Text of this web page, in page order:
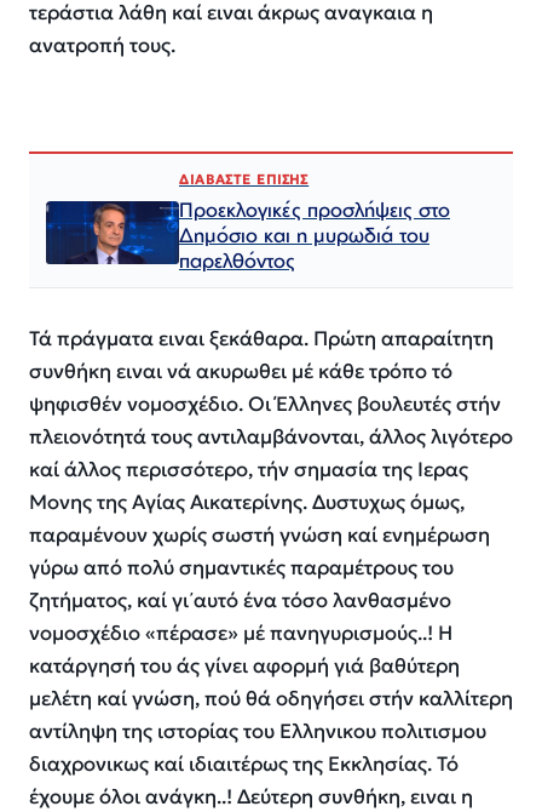
τεράστια λάθη καί ειναι άκρως αναγκαια η
ανατροπή τους.
ΔΙΑΒΑΣΤΕ ΕΠΙΣΗΣ
Προεκλογικές προσλήψεις στο
Δημόσιο και η μυρωδιά του
παρελθόντος
Τά πράγματα ειναι ξεκάθαρα. Πρώτη απαραίτητη
συνθήκη ειναι νά ακυρωθει μέ κάθε τρόπο τό
ψηφισθέν νομοσχέδιο. Οι Έλληνες βουλευτές στήν
πλειονότητά τους αντιλαμβάνονται, άλλος λιγότερο
καί άλλος περισσότερο, τήν σημασία της Ιερας
Μονης της Αγίας Αικατερίνης. Δυστυχως όμως,
παραμένουν χωρίς σωστή γνώση καί ενημέρωση
γύρω από πολύ σημαντικές παραμέτρους του
ζητήματος, καί γι᾽αυτό ένα τόσο λανθασμένο
νομοσχέδιο «πέρασε» μέ πανηγυρισμούς..! Η
κατάργησή του άς γίνει αφορμή γιά βαθύτερη
μελέτη καί γνώση, πού θά οδηγήσει στήν καλλίτερη
αντίληψη της ιστορίας του Ελληνικου πολιτισμου
διαχρονικως καί ιδιαιτέρως της Εκκλησίας. Τό
έχουμε όλοι ανάγκη..! Δεύτερη συνθήκη, ειναι η